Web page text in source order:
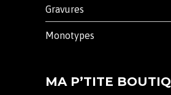
Gravures
Monotypes
MA P’TITE